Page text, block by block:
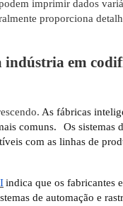
imprimir dados
proporciona
indústria em
As fábricas
comuns.
Os sistemas
com as linhas de
indica que os fabricantes
de automação e